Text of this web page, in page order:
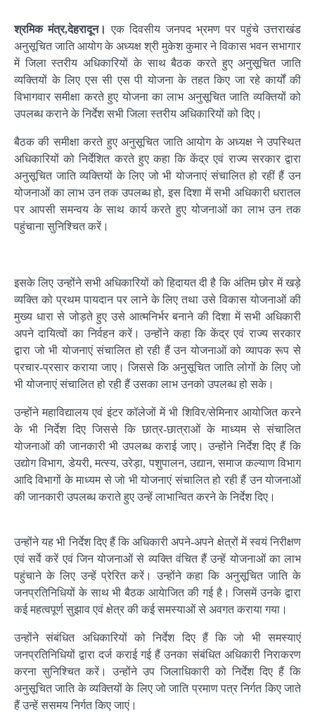
श्रमिक मंत्र,देहरादून। एक दिवसीय जनपद भ्रमण पर पहुंचे उत्तराखंड
अनुसूचित जाति आयोग के अध्यक्ष श्री मुकेश कुमार ने विकास भवन सभागार
में जिला स्तरीय अधिकारियों के साथ बैठक करते हुए अनुसूचित जाति
व्यक्तियों के लिए एस सी एस पी योजना के तहत किए जा रहे कार्यों की
विभागवार समीक्षा करते हुए योजना का लाभ अनुसूचित जाति व्यक्तियों को
उपलब्ध कराने के निर्देश सभी जिला स्तरीय अधिकारियों को दिए।
बैठक की समीक्षा करते हुए अनुसूचित जाति आयोग के अध्यक्ष ने उपस्थित
अधिकारियों को निर्देशित करते हुए कहा कि केंद्र एवं राज्य सरकार द्वारा
अनुसूचित जाति व्यक्तियों के लिए जो भी योजनाएं संचालित हो रहीं हैं उन
योजनाओं का लाभ उन तक उपलब्ध हो, इस दिशा में सभी अधिकारी धरातल
पर आपसी समन्वय के साथ कार्य करते हुए योजनाओं का लाभ उन तक
पहुंचाना सुनिश्चित करें।
इसके लिए उन्होंने सभी अधिकारियों को हिदायत दी है कि अंतिम छोर में खड़े
व्यक्ति को प्रथम पायदान पर लाने के लिए तथा उसे विकास योजनाओं की
मुख्य धारा से जोड़ते हुए उसे आत्मनिर्भर बनाने की दिशा में सभी अधिकारी
अपने दायित्वों का निर्वहन करें। उन्होंने कहा कि केंद्र एवं राज्य सरकार
द्वारा जो भी योजनाएं संचालित हो रही हैं उन योजनाओं को व्यापक रूप से
प्रचार-प्रसार कराया जाए। जिससे कि अनुसूचित जाति लोगों के लिए जो
भी योजनाएं संचालित हो रही हैं उसका लाभ उनको उपलब्ध हो सके।
उन्होंने महाविद्यालय एवं इंटर कॉलेजों में भी शिविर/सेमिनार आयोजित करने
के भी निर्देश दिए जिससे कि छात्र-छात्राओं के माध्यम से संचालित
योजनाओं की जानकारी भी उपलब्ध कराई जाए। उन्होंने निर्देश दिए हैं कि
उद्योग विभाग, डेयरी, मत्स्य, उरेड़ा, पशुपालन, उद्यान, समाज कल्याण विभाग
आदि विभागों के माध्यम से जो भी योजनाएं संचालित हो रही हैं उन योजनाओं
की जानकारी उपलब्ध कराते हुए उन्हें लाभान्वित करने के निर्देश दिए।
उन्होंने यह भी निर्देश दिए हैं कि अधिकारी अपने-अपने क्षेत्रों में स्वयं निरीक्षण
एवं सर्वे करें एवं जिन योजनाओं से व्यक्ति वंचित हैं उन्हें योजनाओं का लाभ
पहुंचाने के लिए उन्हें प्रेरित करें। उन्होंने कहा कि अनुसूचित जाति के
जनप्रतिनिधियों के साथ भी बैठक आयेाजित की गई है। जिसमें उनके द्वारा
कई महत्वपूर्ण सुझाव एवं क्षेत्र की कई समस्याओं से अवगत कराया गया।
उन्होंने संबंधित अधिकारियों को निर्देश दिए हैं कि जो भी समस्याएं
जनप्रतिनिधियों द्वारा दर्ज कराई गई हैं उनका संबंधित अधिकारी निराकरण
करना सुनिश्चित करें। उन्होंने उप जिलाधिकारी को निर्देश दिए हैं कि
अनुसूचित जाति के व्यक्तियों के लिए जो जाति प्रमाण पत्र निर्गत किए जाते
हैं उन्हें ससमय निर्गत किए जाएं।